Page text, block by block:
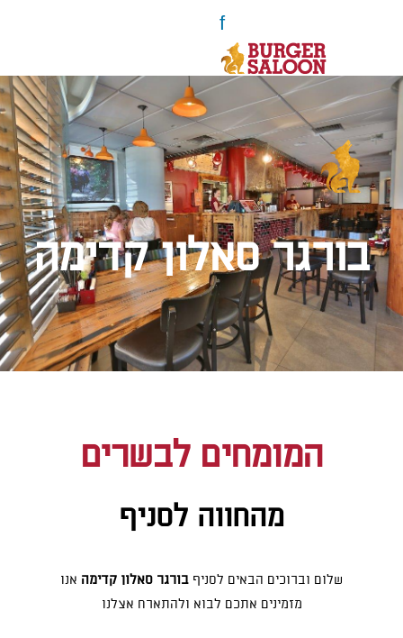
f
בורגר סאלון קדימה
המומחים לבשרים
מהחווה לסניף
שלום וברוכים הבאים לסניף בורגר סאלון קדימה אנו
מזמינים אתכם לבוא ולהתארח אצלנו